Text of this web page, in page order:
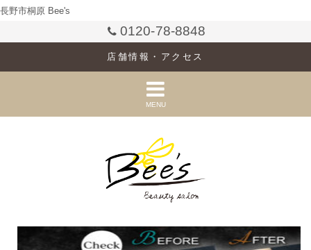
長野市桐原 Bee's
0120-78-8848
店舗情報・アクセス
MENU